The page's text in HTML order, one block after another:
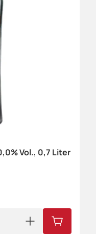
Vol., 0,7 Liter
IN DEN